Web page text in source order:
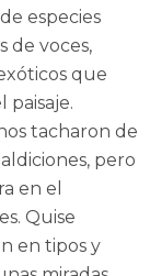
especies
de voces,
que
paisaje.
tacharon de
pero
en el
Quise
en tipos y